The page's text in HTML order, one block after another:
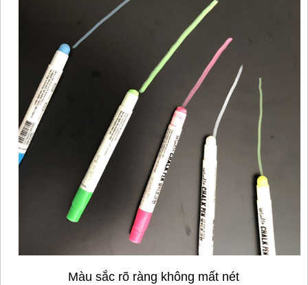
Màu sắc rõ ràng không mất nét